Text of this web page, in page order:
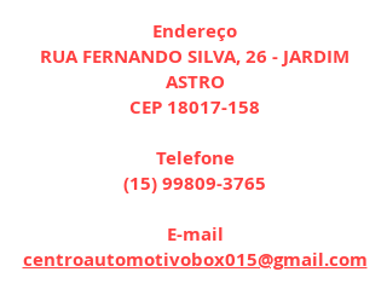
Endereço
RUA FERNANDO SILVA, 26 - JARDIM
ASTRO
CEP 18017-158
Telefone
(15) 99809-3765
E-mail
centroautomotivobox015@gmail.com